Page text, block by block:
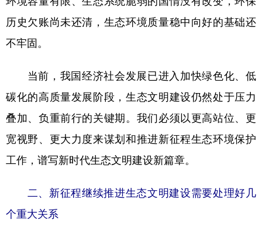
历史欠账尚未还清，生态环境质量稳中向好的基础还
不牢固。
当前，我国经济社会发展已进入加快绿色化、低
碳化的高质量发展阶段，生态文明建设仍然处于压力
叠加、负重前行的关键期。我们必须以更高站位、更
宽视野、更大力度来谋划和推进新征程生态环境保护
工作，谱写新时代生态文明建设新篇章。
二、新征程继续推进生态文明建设需要处理好几
个重大关系